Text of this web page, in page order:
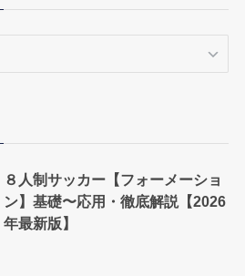
８人制サッカー【フォーメーショ
ン】基礎〜応用・徹底解説【2026
年最新版】